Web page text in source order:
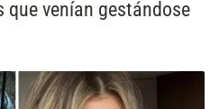
venían gestándose